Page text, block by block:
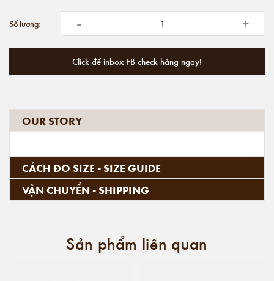
Số lượng: - +
Click để inbox FB check hàng ngay!
OUR STORY
CÁCH ĐO SIZE - SIZE GUIDE
VẬN CHUYỂN - SHIPPING
Sản phẩm liên quan